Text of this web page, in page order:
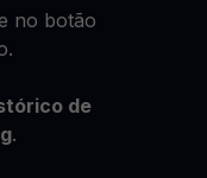
no botão
de
.